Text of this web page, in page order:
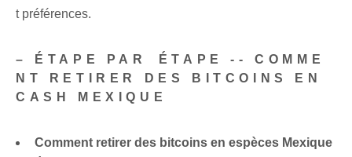
t préférences.
– ÉTAPE PAR⁤ ÉTAPE -- COMME
NT RETIRER DES BITCOINS EN
CASH MEXIQUE
Comment retirer des bitcoins en espèces Mexique